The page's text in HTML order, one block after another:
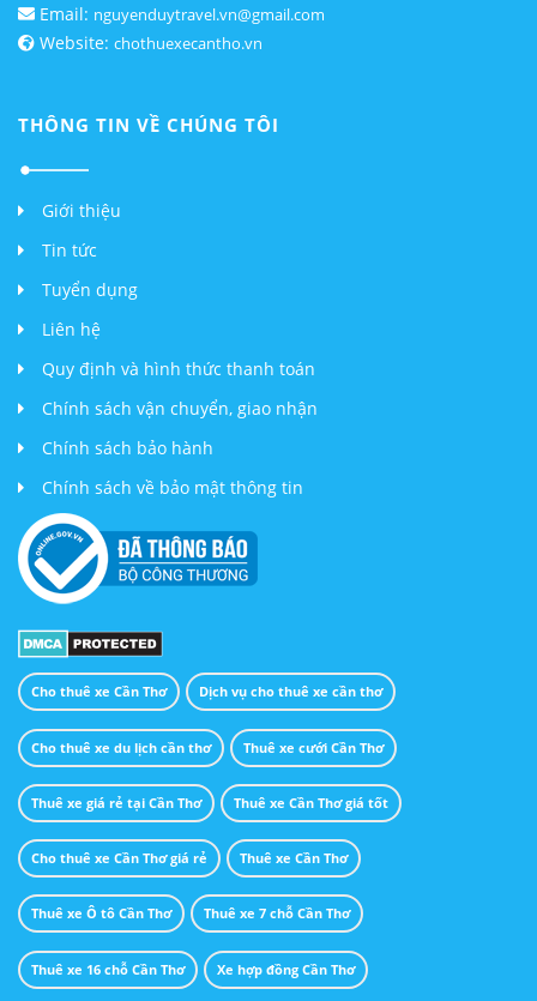
Email: nguyenduytravel.vn@gmail.com
Website: chothuexecantho.vn
THÔNG TIN VỀ CHÚNG TÔI
Giới thiệu
Tin tức
Tuyển dụng
Liên hệ
Quy định và hình thức thanh toán
Chính sách vận chuyển, giao nhận
Chính sách bảo hành
Chính sách về bảo mật thông tin
Cho thuê xe Cần Thơ Dịch vụ cho thuê xe cần thơ
Cho thuê xe du lịch cần thơ Thuê xe cưới Cần Thơ
Thuê xe giá rẻ tại Cần Thơ Thuê xe Cần Thơ giá tốt
Cho thuê xe Cần Thơ giá rẻ Thuê xe Cần Thơ
Thuê xe Ô tô Cần Thơ Thuê xe 7 chỗ Cần Thơ
Thuê xe 16 chỗ Cần Thơ Xe hợp đồng Cần Thơ